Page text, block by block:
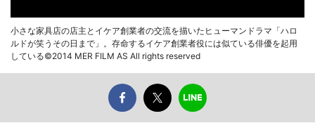
小さな家具店の店主とイケア創業者の交流を描いたヒューマンドラマ「ハロ
ルドが笑うその日まで」。存命するイケア創業者役には似ている俳優を起用
している©2014 MER FILM AS All rights reserved